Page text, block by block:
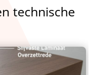
technische